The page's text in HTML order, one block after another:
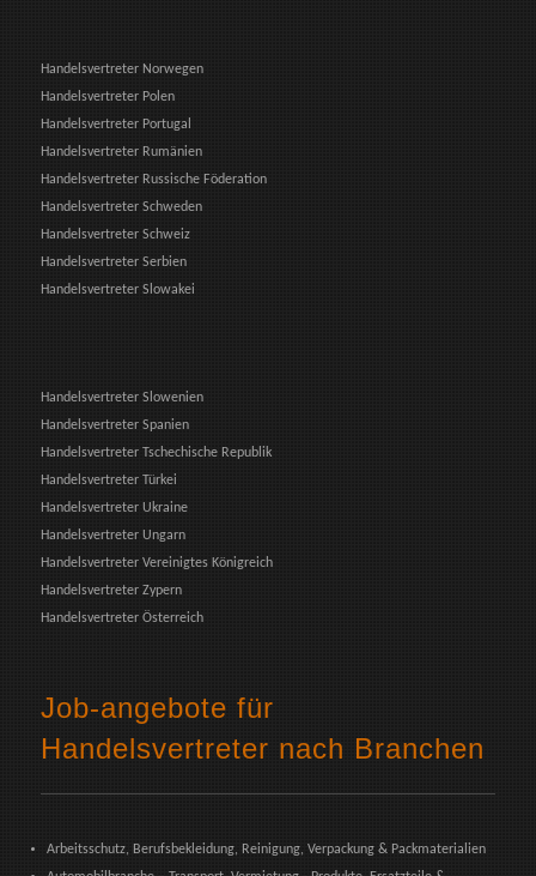
Handelsvertreter Norwegen
Handelsvertreter Polen
Handelsvertreter Portugal
Handelsvertreter Rumänien
Handelsvertreter Russische Föderation
Handelsvertreter Schweden
Handelsvertreter Schweiz
Handelsvertreter Serbien
Handelsvertreter Slowakei
Handelsvertreter Slowenien
Handelsvertreter Spanien
Handelsvertreter Tschechische Republik
Handelsvertreter Türkei
Handelsvertreter Ukraine
Handelsvertreter Ungarn
Handelsvertreter Vereinigtes Königreich
Handelsvertreter Zypern
Handelsvertreter Österreich
Job-angebote für
Handelsvertreter nach Branchen
Arbeitsschutz, Berufsbekleidung, Reinigung, Verpackung & Packmaterialien